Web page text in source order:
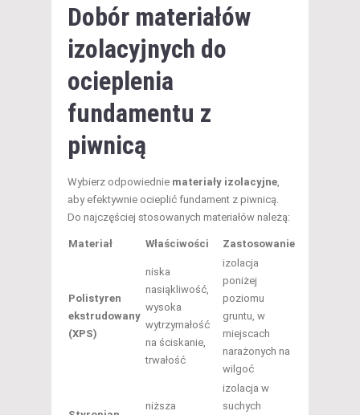
Dobór materiałów
izolacyjnych do
ocieplenia
fundamentu z
piwnicą
Wybierz odpowiednie materiały izolacyjne
aby efektywnie ocieplić fundament z piwnicą.
Do najczęściej stosowanych materiałów należą:
Materiał Właściwości Zastosowanie
Polistyren
ekstrudowany
(XPS)
niska
nasiąkliwość,
wysoka
wytrzymałość
na ściskanie,
trwałość
izolacja
poniżej
poziomu
gruntu, w
miejscach
narażonych na
wilgoć
niższa
izolacja w
suchych